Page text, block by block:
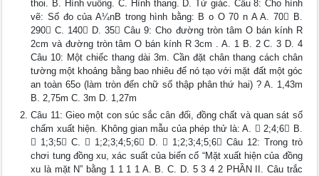
thoi. B. Hình vuông. C. Hình thang. D. Tứ giác. Câu 8: Cho hình
vẽ: Số đo của A¼nB trong hình bằng: B o O 70 n A A. 70 B.
290 C. 140 D. 35 Câu 9: Cho đường tròn tâm O bán kính R
2cm và đường tròn tâm O bán kính R 3cm . A. 1 B. 2 C. 3 D. 4
Câu 10: Một chiếc thang dài 3m. Cần đặt chân thang cách chân
tường một khoảng bằng bao nhiêu để nó tạo với mặt đất một góc
an toàn 65o (làm tròn đến chữ số thập phân thứ hai) ? A. 1,43m
B. 2,75m C. 3m D. 1,27m
Câu 11: Gieo một con súc sắc cân đối, đồng chất và quan sát số
chấm xuất hiện. Không gian mẫu của phép thử là: A.  2;4;6 B.
 1;3;5 C.  1;2;3;4;5;6 D.  1;2;3;4;5;6 Câu 12: Trong trò
chơi tung đồng xu, xác suất của biến cố “Mặt xuất hiện của đồng
xu là mặt N” bằng 1 1 1 1 A. B. C. D. 5 3 4 2 PHẦN II. Câu trắc